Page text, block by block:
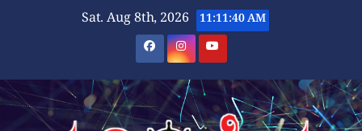
Sat. Aug 8th, 2026 11:11:40 AM